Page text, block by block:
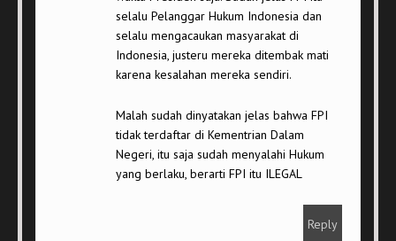
selalu Pelanggar Hukum Indonesia dan
selalu mengacaukan masyarakat di
Indonesia, justeru mereka ditembak mati
karena kesalahan mereka sendiri.
Malah sudah dinyatakan jelas bahwa FPI
tidak terdaftar di Kementrian Dalam
Negeri, itu saja sudah menyalahi Hukum
yang berlaku, berarti FPI itu ILEGAL
Reply